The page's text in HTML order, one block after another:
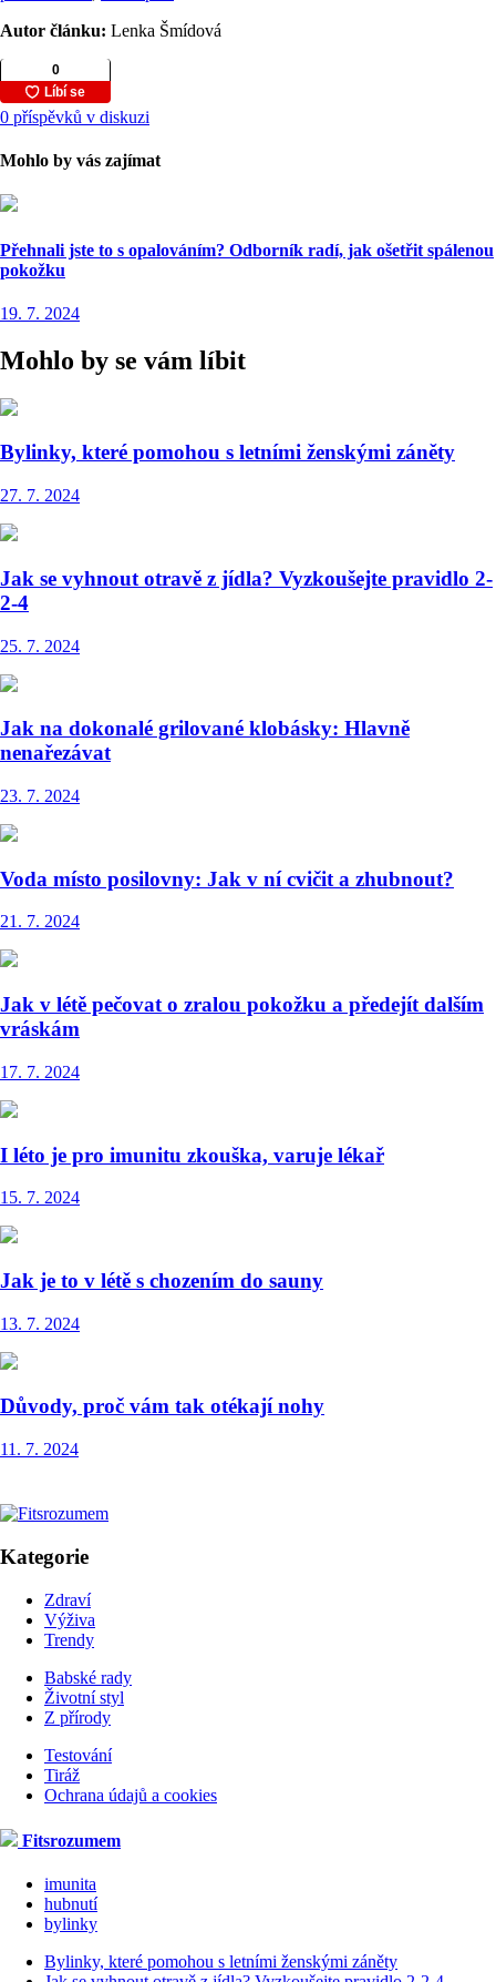
Autor článku: Lenka Šmídová
0 příspěvků v diskuzi
Mohlo by vás zajímat
Přehnali jste to s opalováním? Odborník radí, jak ošetřit spálenou
pokožku
19. 7. 2024
Mohlo by se vám líbit
Bylinky, které pomohou s letními ženskými záněty
27. 7. 2024
Jak se vyhnout otravě z jídla? Vyzkoušejte pravidlo 2-
2-4
25. 7. 2024
Jak na dokonalé grilované klobásky: Hlavně
nenařezávat
23. 7. 2024
Voda místo posilovny: Jak v ní cvičit a zhubnout?
21. 7. 2024
Jak v létě pečovat o zralou pokožku a předejít dalším
vráskám
17. 7. 2024
I léto je pro imunitu zkouška, varuje lékař
15. 7. 2024
Jak je to v létě s chozením do sauny
13. 7. 2024
Důvody, proč vám tak otékají nohy
11. 7. 2024
Kategorie
Zdraví
Výživa
Trendy
Babské rady
Životní styl
Z přírody
Testování
Tiráž
Ochrana údajů a cookies
Fitsrozumem
imunita
hubnutí
bylinky
Bylinky, které pomohou s letními ženskými záněty